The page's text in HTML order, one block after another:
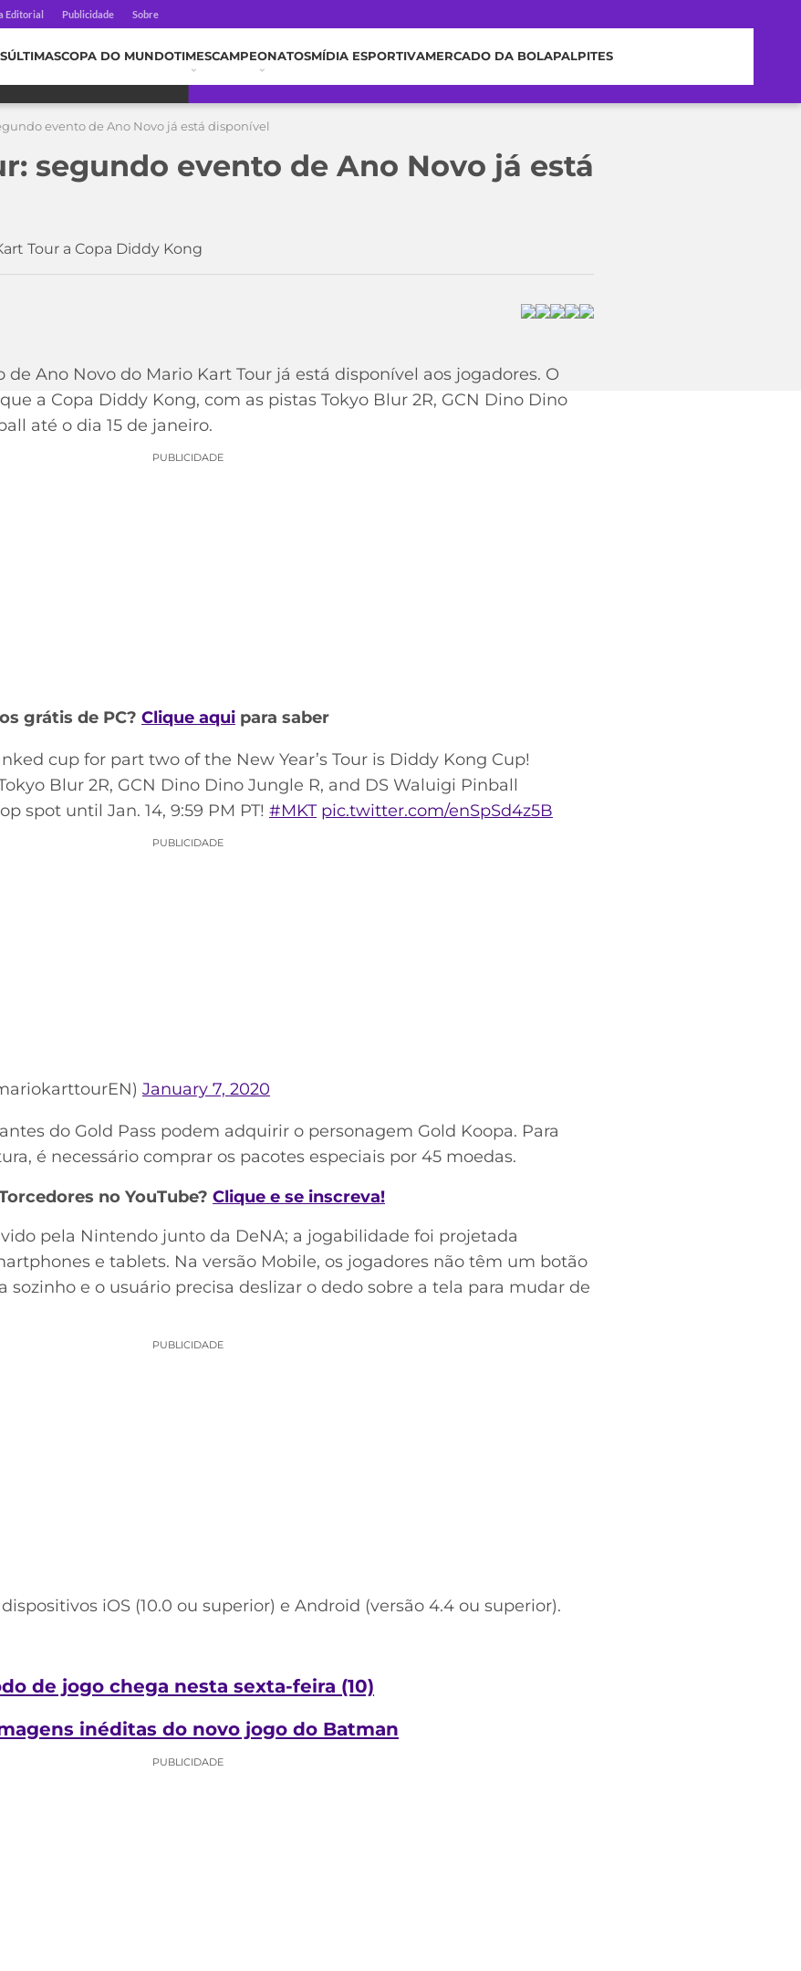
Editorial Publicidade Sobre
ÚLTIMASCOPA DO MUNDOTIMESCAMPEONATOSMÍDIA ESPORTIVAMERCADO DA BOLAPALPITES
evento de Ano Novo já está disponível
segundo evento de Ano Novo já está
Tour a Copa Diddy Kong
Ano Novo do Mario Kart Tour já está disponível aos jogadores. O
a Copa Diddy Kong, com as pistas Tokyo Blur 2R, GCN Dino Dino
até o dia 15 de janeiro.
PUBLICIDADE
grátis de PC? Clique aqui para saber
cup for part two of the New Year’s Tour is Diddy Kong Cup!
Blur 2R, GCN Dino Dino Jungle R, and DS Waluigi Pinball
spot until Jan. 14, 9:59 PM PT! #MKT pic.twitter.com/enSpSd4z5B
PUBLICIDADE
January 7, 2020
do Gold Pass podem adquirir o personagem Gold Koopa. Para
é necessário comprar os pacotes especiais por 45 moedas.
no YouTube? Clique e se inscreva!
pela Nintendo junto da DeNA; a jogabilidade foi projetada
e tablets. Na versão Mobile, os jogadores não têm um botão
sozinho e o usuário precisa deslizar o dedo sobre a tela para mudar de
PUBLICIDADE
iOS (10.0 ou superior) e Android (versão 4.4 ou superior).
de jogo chega nesta sexta-feira (10)
inéditas do novo jogo do Batman
PUBLICIDADE